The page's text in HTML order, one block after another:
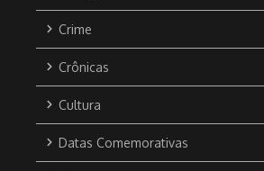
Crime
Crônicas
Cultura
Datas Comemorativas